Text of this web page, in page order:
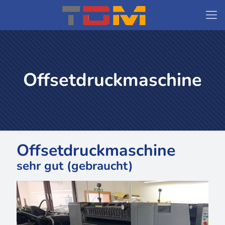
Offsetdruckmaschine
Offsetdruckmaschine
sehr gut (gebraucht)